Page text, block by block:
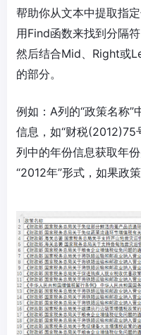
帮助你从文本中提取指
用Find函数来找到分隔
然后结合Mid、Right或
的部分。
例如：A列的“政策名称”
信息，如“财税(2012)75
列中的年份信息获取年
“2012年”形式，如果政